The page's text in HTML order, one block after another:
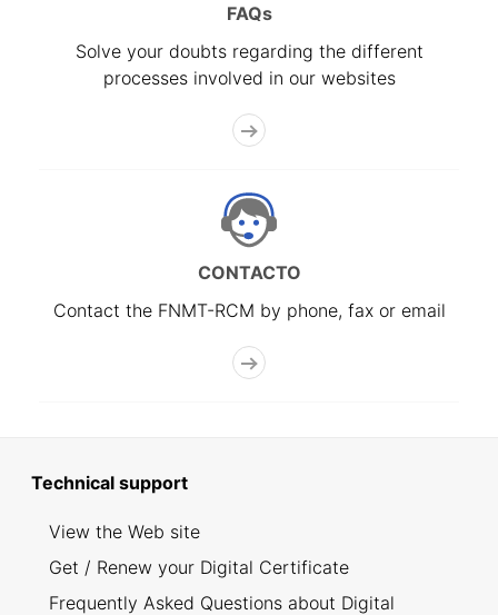
FAQs
Solve your doubts regarding the different
processes involved in our websites
CONTACTO
Contact the FNMT-RCM by phone, fax or email
Technical support
View the Web site
Get / Renew your Digital Certificate
Frequently Asked Questions about Digital